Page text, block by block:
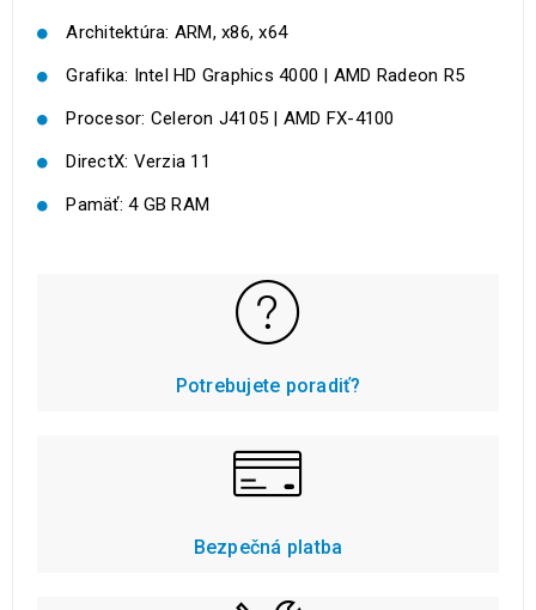
Architektúra: ARM, x86, x64
Grafika: Intel HD Graphics 4000 | AMD Radeon R5
Procesor: Celeron J4105 | AMD FX-4100
DirectX: Verzia 11
Pamäť: 4 GB RAM
Potrebujete poradiť?
Bezpečná platba